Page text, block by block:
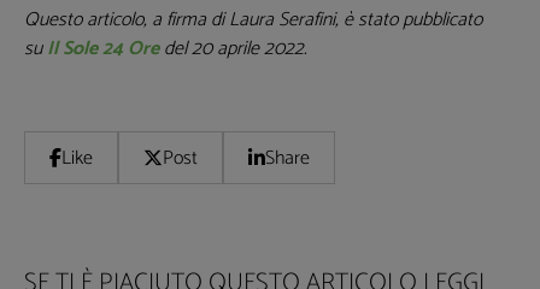
Questo articolo, a firma di Laura Serafini, è stato pubblicato
suIl Sole 24 Oredel 20 aprile 2022.
Like Post Share